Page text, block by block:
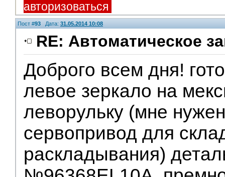
авторизоваться
Пост #93 Дата: 31.05.2014 10:08
RE: Автоматическое
Доброго всем дня!
левое зеркало на
леворульку (мне
сервопривод для
раскладывания)